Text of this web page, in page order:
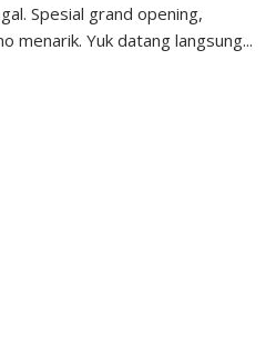
Spesial grand opening,
menarik. Yuk datang langsung...